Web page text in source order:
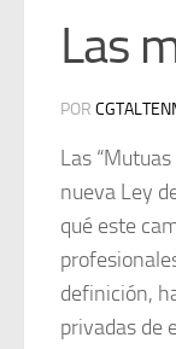
Las
POR
Las
nueva Ley
qué este
definición,
privadas de